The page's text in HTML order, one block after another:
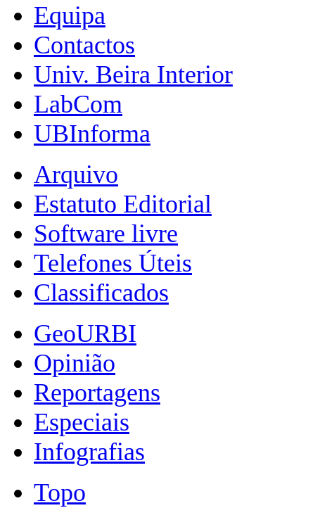
Equipa
Contactos
Univ. Beira Interior
LabCom
UBInforma
Arquivo
Estatuto Editorial
Software livre
Telefones Úteis
Classificados
GeoURBI
Opinião
Reportagens
Especiais
Infografias
Topo